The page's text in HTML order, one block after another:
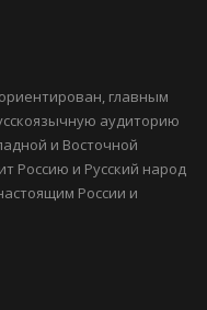
ретушь, монтаж, но
выполнены на длинной
фонарики. Они
мастер и рисует в
фотография. Показывая
не нужно, добавляя
необычная
Всемилостивого
главным
аудиторию
и Восточной
Россию и Русский народ
России и